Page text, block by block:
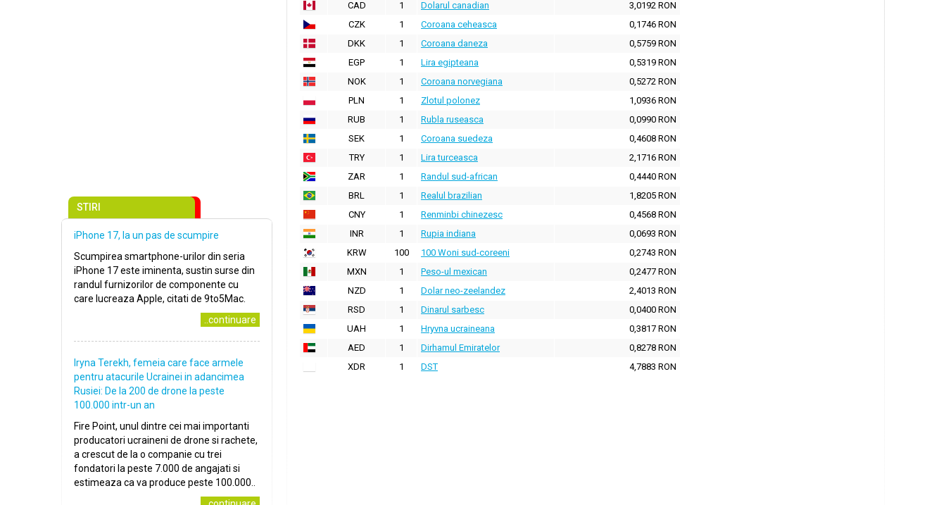
CAD
1 Dolarul canadian
3,0192 RON
CZK
1 Coroana ceheasca
0,1746 RON
DKK
1 Coroana daneza
0,5759 RON
EGP
1 Lira egipteana
0,5319 RON
NOK
1 Coroana norvegiana
0,5272 RON
PLN
1 Zlotul polonez
1,0936 RON
RUB
1 Rubla ruseasca
0,0990 RON
SEK
1 Coroana suedeza
0,4608 RON
TRY
1 Lira turceasca
2,1716 RON
ZAR
1 Randul sud-african
0,4440 RON
BRL
1 Realul brazilian
1,8205 RON
CNY
1 Renminbi chinezesc
0,4568 RON
INR
1 Rupia indiana
0,0693 RON
KRW
100 100 Woni sud-coreeni
0,2743 RON
MXN
1 Peso-ul mexican
0,2477 RON
NZD
1 Dolar neo-zeelandez
2,4013 RON
RSD
1 Dinarul sarbesc
0,0400 RON
UAH
1 Hryvna ucraineana
0,3817 RON
AED
1 Dirhamul Emiratelor
0,8278 RON
XDR
1 DST 4,7883 RON
STIRI
iPhone 17, la un pas de scumpire
Scumpirea smartphone-urilor din seria
iPhone 17 este iminenta, sustin surse din
randul furnizorilor de componente cu
care lucreaza Apple, citati de 9to5Mac.
..continuare
Iryna Terekh, femeia care face armele
pentru atacurile Ucrainei in adancimea
Rusiei: De la 200 de drone la peste
100.000 intr-un an
Fire Point, unul dintre cei mai importanti
producatori ucraineni de drone si rachete,
a crescut de la o companie cu trei
fondatori la peste 7.000 de angajati si
estimeaza ca va produce peste 100.000..